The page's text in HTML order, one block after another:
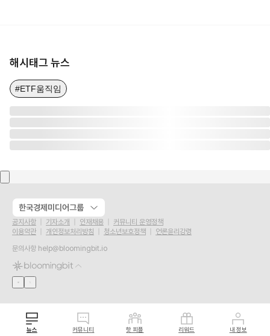
해시태그 뉴스
#ETF움직임
한국경제미디어그룹
공지사항 기자소개 인재채용
커뮤니티 운영정책
이용약관
개인정보처리방침 청소년보호정책
언론윤리강령
문의사항 help@bloomingbit.io
뉴스 커뮤니티 핫 피플 리워드 내 정보